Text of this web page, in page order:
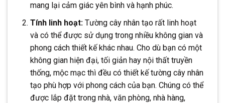
mang lại cảm giác yên bình và hạnh phúc.
Tính linh hoạt:Tường cây nhân tạo rất linh hoạt
và có thể được sử dụng trong nhiều không gian và
phong cách thiết kế khác nhau. Cho dù bạn có một
không gian hiện đại, tối giản hay nội thất truyền
thống, mộc mạc thì đều có thiết kế tường cây nhân
tạo phù hợp với phong cách của bạn. Chúng có thể
được lắp đặt trong nhà, văn phòng, nhà hàng,